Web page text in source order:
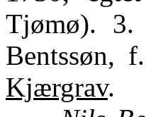
Tjømø).
Bentssøn,
Kjærgrav.